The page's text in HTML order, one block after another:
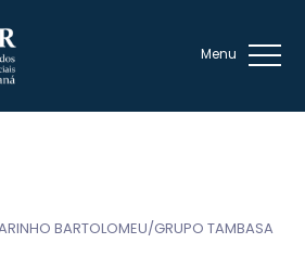
BARTOLOMEU/GRUPO TAMBASA